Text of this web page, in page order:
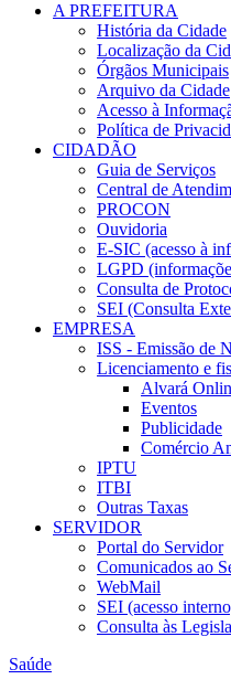
A PREFEITURA
História da Cidade
Localização da
Órgãos Municipais
Arquivo da Cidade
Acesso à
Política de
CIDADÃO
Guia de Serviços
Central de
PROCON
Ouvidoria
E-SIC (acesso à
LGPD
Consulta de
SEI (Consulta
EMPRESA
ISS - Emissão de
Licenciamento e
Alvará
Eventos
Publicidade
Comércio
IPTU
ITBI
Outras Taxas
SERVIDOR
Portal do Servidor
Comunicados ao
WebMail
SEI (acesso
Consulta às
Saúde